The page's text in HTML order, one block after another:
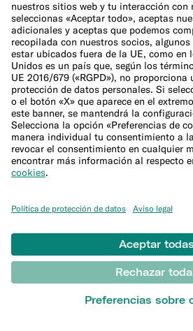
Sala de prensa
Programa de afiliación
Ayuda
Atención al Cliente
Presentar una reclamación
Centro de Ayuda
Conceptos básicos de banca